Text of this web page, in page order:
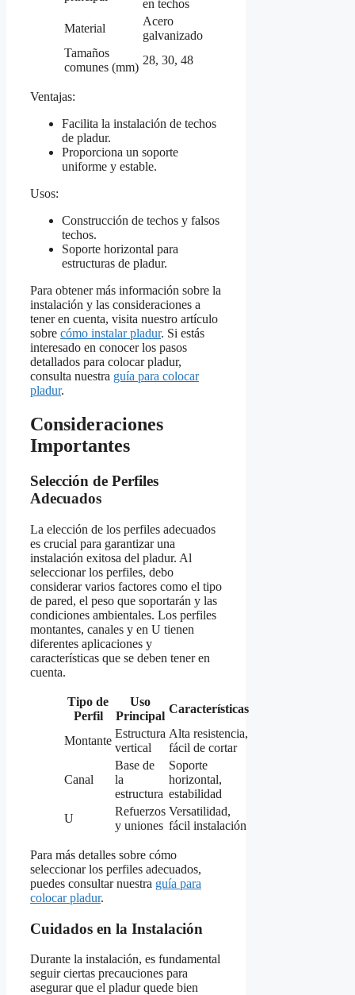
en techos
Material
Acero
galvanizado
Tamaños
comunes (mm)
28, 30, 48
Ventajas:
Facilita la instalación de techos
de pladur.
Proporciona un soporte
uniforme y estable.
Usos:
Construcción de techos y falsos
techos.
Soporte horizontal para
estructuras de pladur.
Para obtener más información sobre la
instalación y las consideraciones a
tener en cuenta, visita nuestro artículo
sobre cómo instalar pladur. Si estás
interesado en conocer los pasos
detallados para colocar pladur,
consulta nuestra guía para colocar
pladur.
Consideraciones
Importantes
Selección de Perfiles
Adecuados
La elección de los perfiles adecuados
es crucial para garantizar una
instalación exitosa del pladur. Al
seleccionar los perfiles, debo
considerar varios factores como el tipo
de pared, el peso que soportarán y las
condiciones ambientales. Los perfiles
montantes, canales y en U tienen
diferentes aplicaciones y
características que se deben tener en
cuenta.
Tipo de
Perfil
Uso
Principal
Características
Montante
Estructura
vertical
Alta resistencia,
fácil de cortar
Canal
Base de
la
estructura
Soporte
horizontal,
estabilidad
U
Refuerzos
y uniones
Versatilidad,
fácil instalación
Para más detalles sobre cómo
seleccionar los perfiles adecuados,
puedes consultar nuestra guía para
colocar pladur.
Cuidados en la Instalación
Durante la instalación, es fundamental
seguir ciertas precauciones para
asegurar que el pladur quede bien